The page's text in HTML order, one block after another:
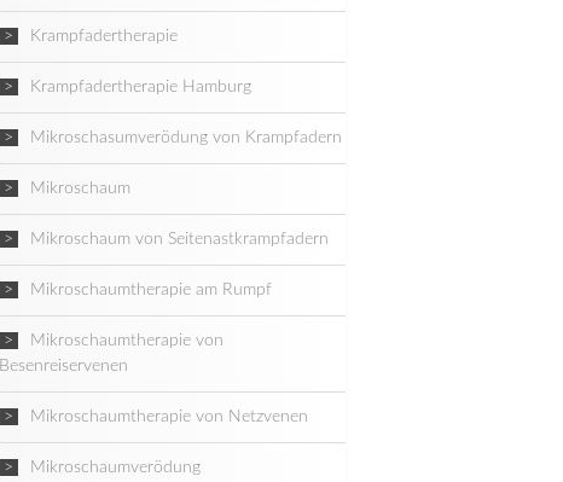
Krampfadertherapie
Krampfadertherapie Hamburg
Mikroschasumverödung von Krampfadern
Mikroschaum
Mikroschaum von Seitenastkrampfadern
Mikroschaumtherapie am Rumpf
Mikroschaumtherapie von
Besenreiservenen
Mikroschaumtherapie von Netzvenen
Mikroschaumverödung